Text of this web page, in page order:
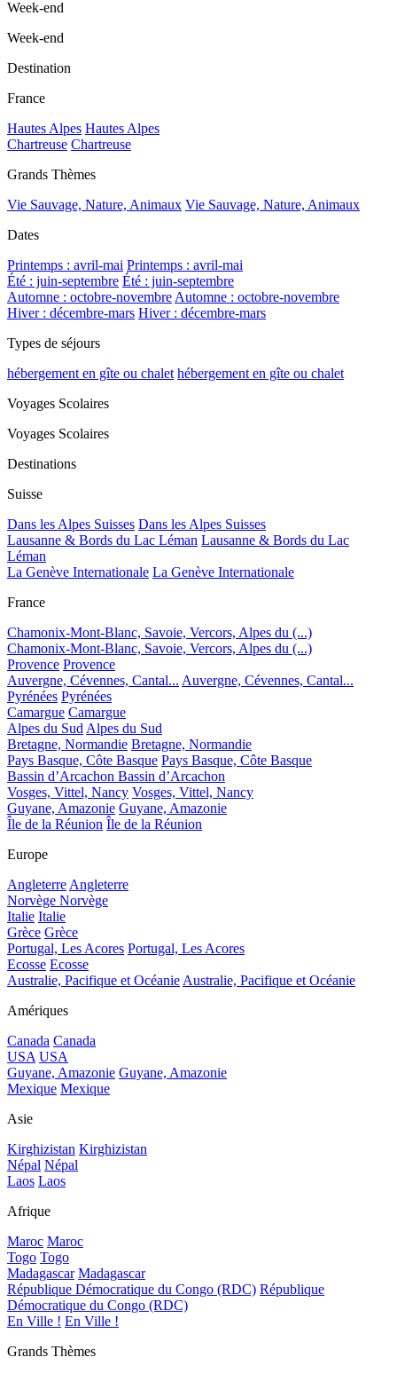
Week-end
Week-end
Destination
France
Hautes Alpes Hautes Alpes
Chartreuse Chartreuse
Grands Thèmes
Vie Sauvage, Nature, Animaux Vie Sauvage, Nature, Animaux
Dates
Printemps : avril-mai Printemps : avril-mai
Été : juin-septembre Été : juin-septembre
Automne : octobre-novembreAutomne : octobre-novembre
Hiver : décembre-mars Hiver : décembre-mars
Types de séjours
hébergement en gîte ou chalet hébergement en gîte ou chalet
Voyages Scolaires
Voyages Scolaires
Destinations
Suisse
Dans les Alpes Suisses Dans les Alpes Suisses
Lausanne & Bords du Lac Léman Lausanne & Bords du Lac
Léman
La Genève Internationale La Genève Internationale
France
Chamonix-Mont-Blanc, Savoie, Vercors, Alpes du (...)
Chamonix-Mont-Blanc, Savoie, Vercors, Alpes du (...)
Provence Provence
Auvergne, Cévennes, Cantal... Auvergne, Cévennes, Cantal...
Pyrénées Pyrénées
Camargue Camargue
Alpes du SudAlpes du Sud
Bretagne, Normandie Bretagne, Normandie
Pays Basque, Côte Basque Pays Basque, Côte Basque
Bassin d’Arcachon Bassin d’Arcachon
Vosges, Vittel, Nancy Vosges, Vittel, Nancy
Guyane, Amazonie Guyane, Amazonie
Île de la Réunion Île de la Réunion
Europe
AngleterreAngleterre
Norvège Norvège
Italie Italie
Grèce Grèce
Portugal, Les Acores Portugal, Les Acores
Ecosse Ecosse
Australie, Pacifique et OcéanieAustralie, Pacifique et Océanie
Amériques
Canada Canada
USA USA
Guyane, Amazonie Guyane, Amazonie
Mexique Mexique
Asie
Kirghizistan Kirghizistan
Népal Népal
Laos Laos
Afrique
Maroc Maroc
Togo Togo
Madagascar Madagascar
République Démocratique du Congo (RDC) République
Démocratique du Congo (RDC)
En Ville ! En Ville !
Grands Thèmes